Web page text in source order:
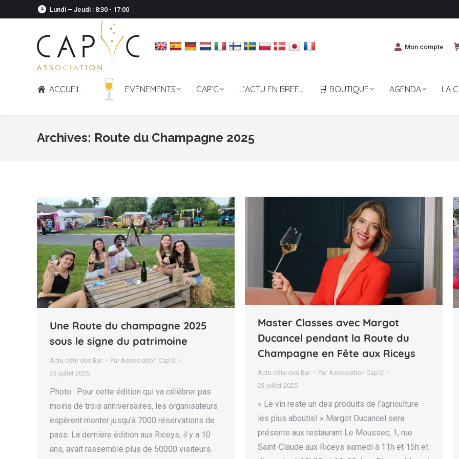
Lundi – Jeudi : 8:30 - 17:00
Mon compte
ACCUEIL EVÉNEMENTS CAP’C L’ACTU EN BREF… 🛒 BOUTIQUE AGENDA LA
Archives: Route du Champagne 2025
Une Route du champagne 2025
sous le signe du patrimoine
Actu côte des Bar Par Association Cap'C
23 juillet 2025
Photo : Pour cette édition qui va célébrer pas
moins de trois anniversaires, les organisateurs
espèrent monter jusqu’à 7000 réservations de
pass. La dernière édition aux Riceys, il y a 10
ans, avait rassemblé plus de 50000 visiteurs.
Master Classes avec Margot
Ducancel pendant la Route du
Champagne en Fête aux Riceys
Actu côte des Bar Par Association Cap'C
23 juillet 2025
« Le vin reste un des produits de l’agriculture
les plus aboutis! » Margot Ducancel sera
présente aux restaurant Le Moussec, 1, rue
Saint-Claude aux Riceys samedi à 11h et 15h et